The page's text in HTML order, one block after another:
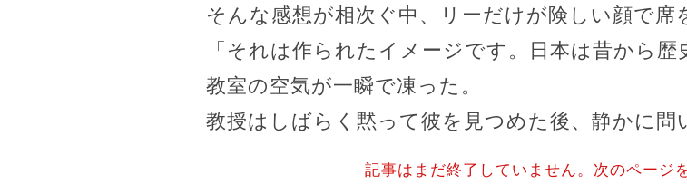
そんな感想が相次ぐ中、リーだけが険しい顔で席
「それは作られたイメージです。日本は昔から歴
教室の空気が一瞬で凍った。
教授はしばらく黙って彼を見つめた後、静かに問
記事はまだ終了していません。次のページ